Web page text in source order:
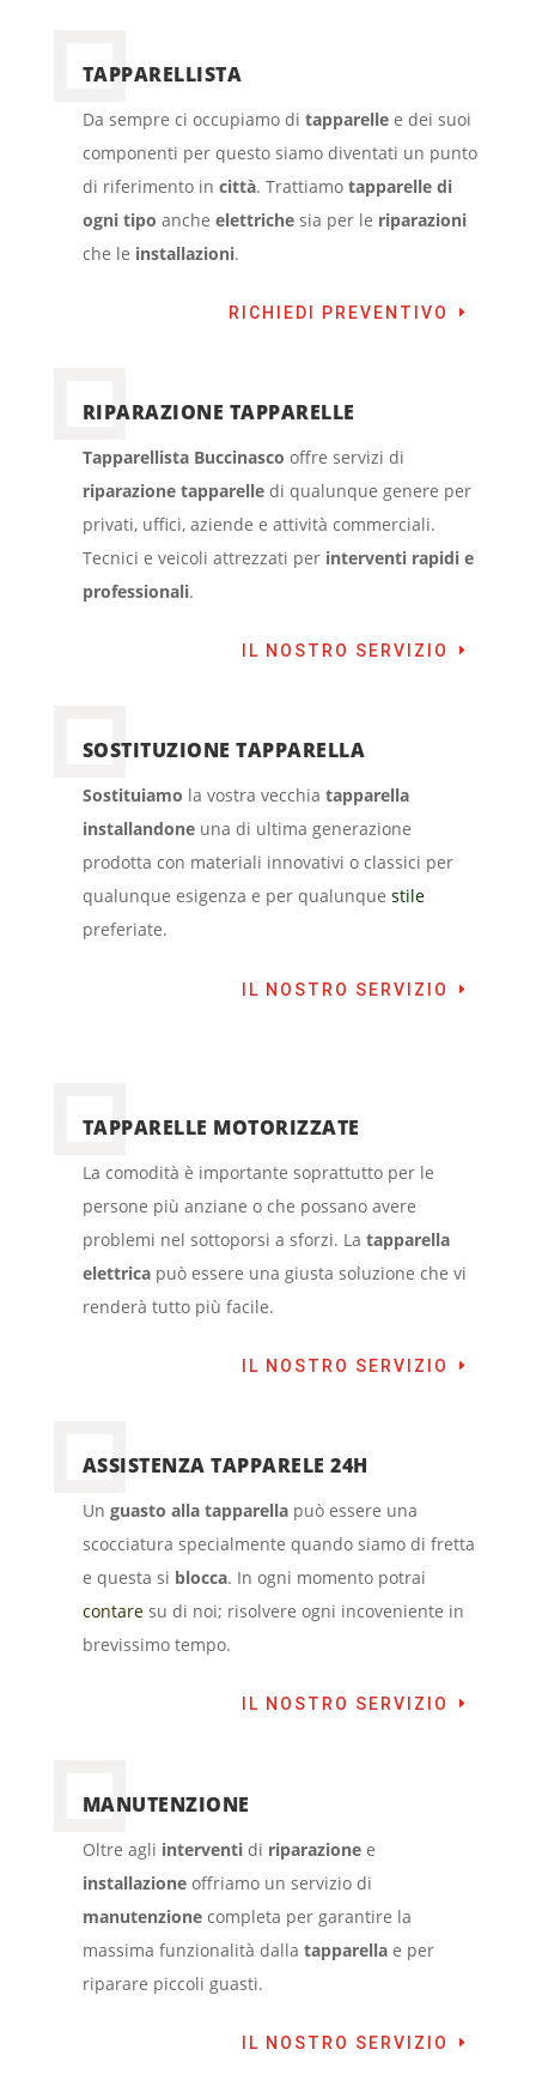
TAPPARELLISTA
Da sempre ci occupiamo di tapparellee dei suoi
componenti per questo siamo diventati un punto
di riferimento in città. Trattiamotapparelle di
ogni tipo anche elettrichesia per le riparazioni
che le installazioni.
RICHIEDI PREVENTIVO
RIPARAZIONE TAPPARELLE
Tapparellista Buccinasco offre servizi di
riparazione tapparelledi qualunque genere per
privati, uffici, aziende e attività commerciali.
Tecnici e veicoli attrezzati per interventi rapidi e
professionali.
IL NOSTRO SERVIZIO
SOSTITUZIONE TAPPARELLA
Sostituiamo la vostra vecchia tapparella
installandoneuna di ultima generazione
prodotta con materiali innovativi o classici per
qualunque esigenza e per qualunque stile
preferiate.
IL NOSTRO SERVIZIO
TAPPARELLE MOTORIZZATE
La comodità è importante soprattutto per le
persone più anziane o che possano avere
problemi nel sottoporsi a sforzi. La tapparella
elettricapuò essere una giusta soluzione che vi
renderà tutto più facile.
IL NOSTRO SERVIZIO
ASSISTENZA TAPPARELE 24H
Un guasto alla tapparellapuò essere una
scocciatura specialmente quando siamo di fretta
e questa si blocca. In ogni momento potrai
contaresu di noi; risolvere ogni incoveniente in
brevissimo tempo.
IL NOSTRO SERVIZIO
MANUTENZIONE
Oltre agli interventidi riparazionee
installazioneoffriamo un servizio di
manutenzionecompleta per garantire la
massima funzionalità dalla tapparellae per
riparare piccoli guasti.
IL NOSTRO SERVIZIO